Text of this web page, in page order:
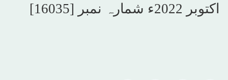
اکتوبر 2022ء شمارہ نمبر [16035]